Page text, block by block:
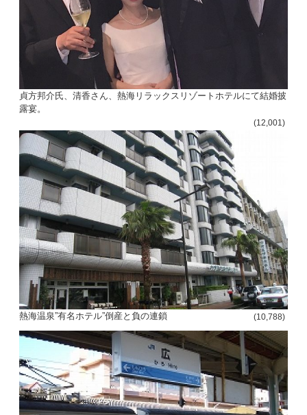
貞方邦介氏、清香さん、熱海リラックスリゾートホテルにて結婚披
露宴。
(12,001)
熱海温泉”有名ホテル”倒産と負の連鎖 (10,788)